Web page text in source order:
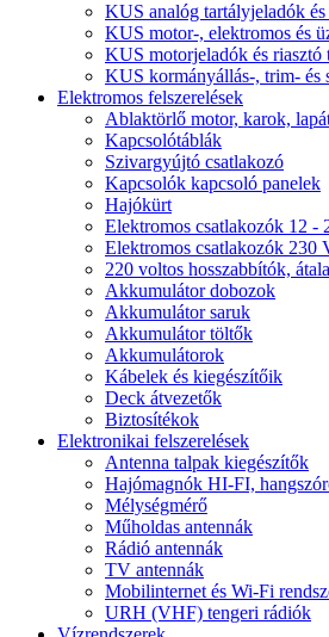
KUS analóg tartályjeladók
KUS motor-, elektromos és
KUS motorjeladók és riasztó
KUS kormányállás-, trim- és
Elektromos felszerelések
Ablaktörlő motor, karok,
Kapcsolótáblák
Szivargyújtó csatlakozó
Kapcsolók kapcsoló panelek
Hajókürt
Elektromos csatlakozók 12 -
Elektromos csatlakozók 230
220 voltos hosszabbítók,
Akkumulátor dobozok
Akkumulátor saruk
Akkumulátor töltők
Akkumulátorok
Kábelek és kiegészítőik
Deck átvezetők
Biztosítékok
Elektronikai felszerelések
Antenna talpak kiegészítők
Hajómagnók HI-FI,
Mélységmérő
Műholdas antennák
Rádió antennák
TV antennák
Mobilinternet és Wi-Fi
URH (VHF) tengeri rádiók